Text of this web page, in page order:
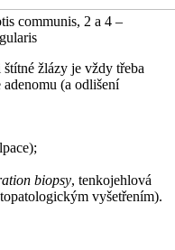
communis, 2 a 4 –
žlázy je vždy třeba
(a odlišení
biopsy, tenkojehlová
vyšetřením).